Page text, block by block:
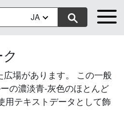
JA
場があります。 この一般
の濃淡青-灰色のほとんど
用テキストデータとして飾